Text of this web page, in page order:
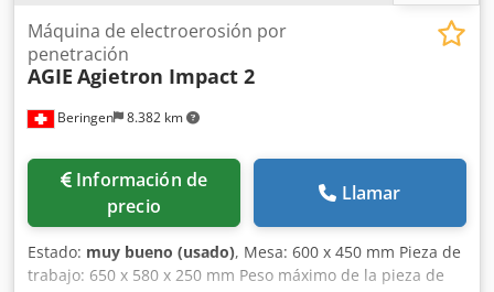
Beringen 8.382 km
Máquina de electroerosión por
penetración
AGIE Agietron Impact 2
Información de
precio
Llamar
Estado: muy bueno (usado), Mesa: 600 x 450 mm Pieza de
trabajo: 650 x 580 x 250 mm Peso máximo de la pieza de